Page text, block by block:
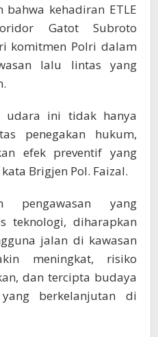
bahwa kehadiran ETLE
Gatot Subroto
komitmen Polri dalam
lalu lintas yang
udara ini tidak hanya
penegakan hukum,
efek preventif yang
Brigjen Pol. Faizal.
pengawasan yang
teknologi, diharapkan
jalan di kawasan
meningkat, risiko
dan tercipta budaya
berkelanjutan di